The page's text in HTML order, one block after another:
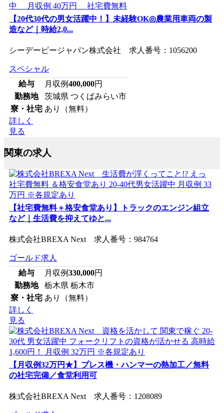
【20代30代の男女活躍中！】未経験OK◎農業用車両の製
造など｜時給2,0...
シーデーピージャパン株式会社 求人番号：1056200
スペシャル
給与
月収例400,000円
勤務地
茨城県 つくばみらい市
寮・社宅 あり（無料）
詳しく
見る
関東の求人
【社宅費無料＋格安食堂あり】トラックのエンジン組立
など｜生活費を抑えてゆと...
株式会社BREXA Next 求人番号：984764
ゴールド求人
給与
月収例330,000円
勤務地
栃木県 栃木市
寮・社宅 あり（無料）
詳しく
見る
【月収例32万円★】プレス機・ハンマーの熱加工／無料
の社宅完備／食堂利用可
株式会社BREXA Next 求人番号：1208089